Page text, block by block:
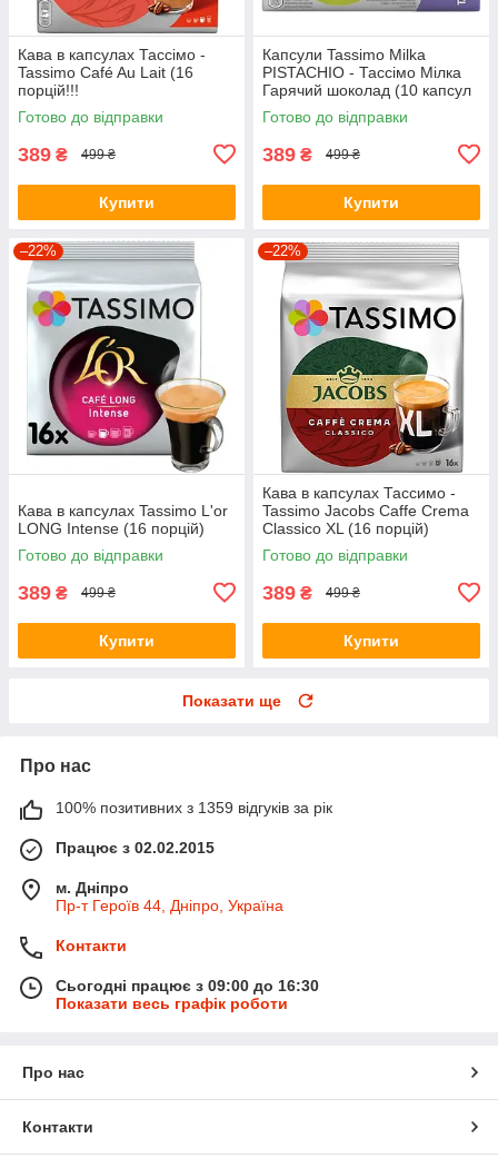
Кава в капсулах Тассімо -
Tassimo Café Au Lait (16
порцій!!!
Готово до відправки
389 ₴ 499 ₴
Купити
Капсули Tassimo Milka
PISTACHIO - Тассімо Мілка
Гарячий шоколад (10 капсул
= 10 порцій = 160 грамів)
Готово до відправки
389 ₴ 499 ₴
Купити
–22%
Кава в капсулах Tassimo L'or
LONG Intense (16 порцій)
Готово до відправки
389 ₴ 499 ₴
Купити
–22%
Кава в капсулах Тассимо -
Tassimo Jacobs Caffe Crema
Classico XL (16 порцій)
Готово до відправки
389 ₴ 499 ₴
Купити
Показати ще
Про нас
100% позитивних з 1359 відгуків за рік
Працює з 02.02.2015
м. Дніпро
Пр-т Героїв 44, Дніпро, Україна
Контакти
Сьогодні працює з 09:00 до 16:30
Показати весь графік роботи
Про нас
Контакти